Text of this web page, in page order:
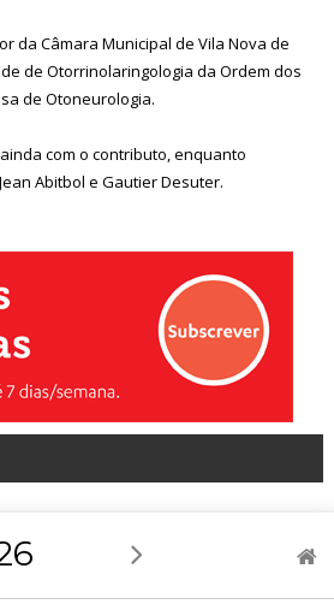
da Câmara Municipal de Vila Nova de
de Otorrinolaringologia da Ordem dos
de Otoneurologia.
com o contributo, enquanto
Abitbol e Gautier Desuter.